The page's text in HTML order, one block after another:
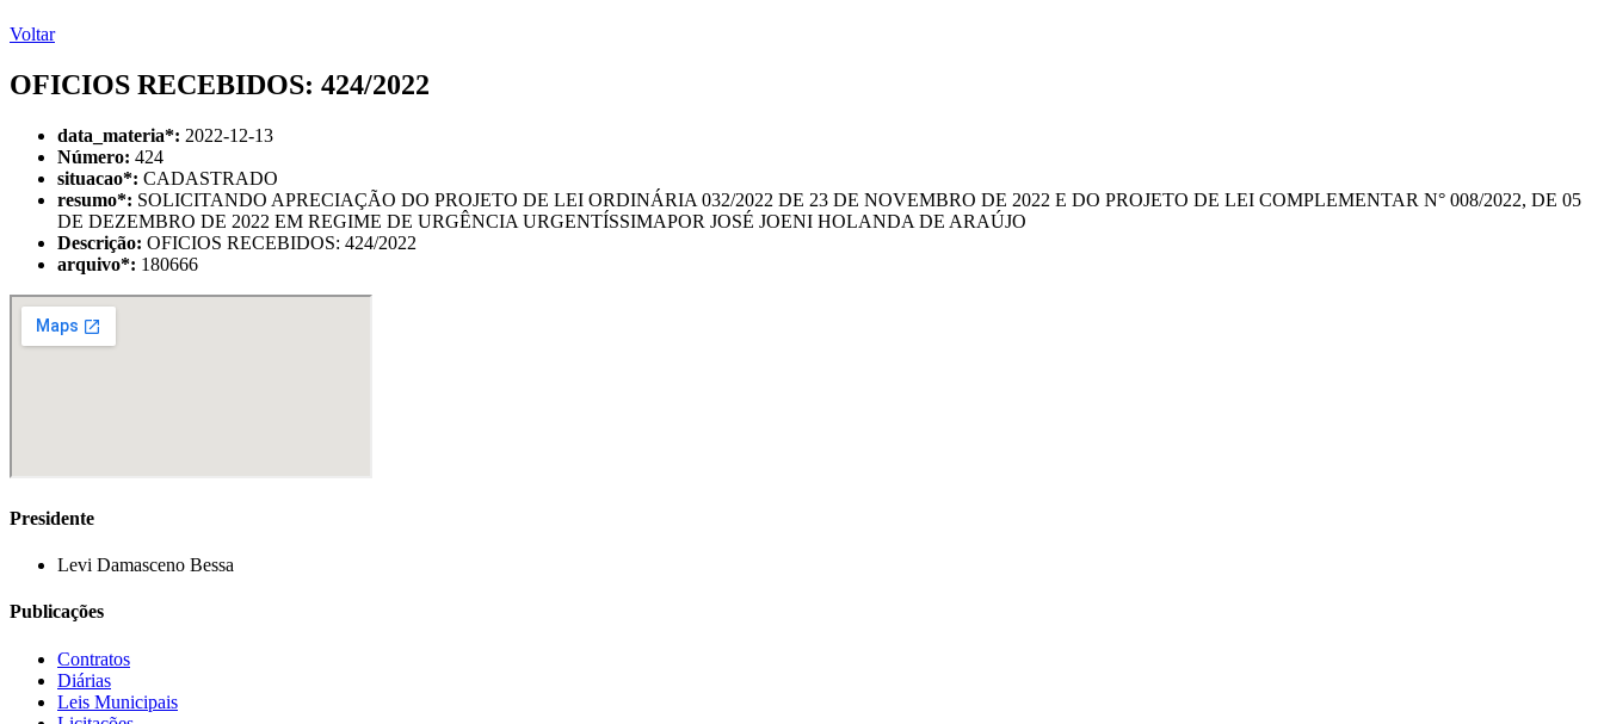
Voltar
OFICIOS RECEBIDOS: 424/2022
data_materia*: 2022-12-13
Número: 424
situacao*: CADASTRADO
resumo*: SOLICITANDO APRECIAÇÃO DO PROJETO DE LEI ORDINÁRIA 032/2022 DE 23 DE NOVEMBRO DE 2022 E DO PROJETO DE LEI COMPLEMENTAR N° 008/2022, DE 05
DE DEZEMBRO DE 2022 EM REGIME DE URGÊNCIA URGENTÍSSIMAPOR JOSÉ JOENI HOLANDA DE ARAÚJO
Descrição: OFICIOS RECEBIDOS: 424/2022
arquivo*: 180666
Presidente
Levi Damasceno Bessa
Publicações
Contratos
Diárias
Leis Municipais